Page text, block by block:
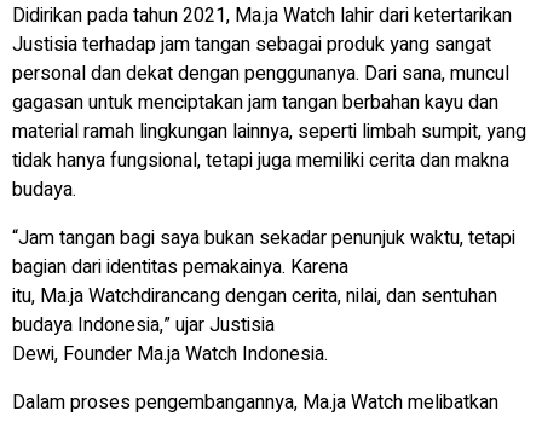
Didirikan pada tahun 2021, Ma.ja Watch lahir dari ketertarikan
Justisia terhadap jam tangan sebagai produk yang sangat
personal dan dekat dengan penggunanya. Dari sana, muncul
gagasan untuk menciptakan jam tangan berbahan kayu dan
material ramah lingkungan lainnya, seperti limbah sumpit, yang
tidak hanya fungsional, tetapi juga memiliki cerita dan makna
budaya.
“Jam tangan bagi saya bukan sekadar penunjuk waktu, tetapi
bagian dari identitas pemakainya. Karena
itu, Ma.ja Watchdirancang dengan cerita, nilai, dan sentuhan
budaya Indonesia,” ujar Justisia
Dewi, Founder Ma.ja Watch Indonesia.
Dalam proses pengembangannya, Ma.ja Watch melibatkan